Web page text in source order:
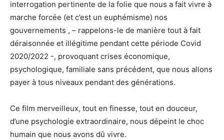
interrogation pertinente de la folie que nous a fait vivre à
marche forcée (et c’est un euphémisme) nos
gouvernements , – rappelons-le de manière tout à fait
déraisonnée et illégitime pendant cette période Covid
2020/2022 -, provoquant crises économique,
psychologique, familiale sans précédent, que nous allons
payer à tous niveaux pendant des générations.
Ce film merveilleux, tout en finesse, tout en douceur,
d’une psychologie extraordinaire, nous dépeint le choc
humain que nous avons dû vivre.